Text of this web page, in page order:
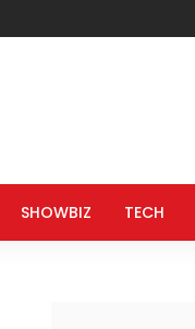
SHOWBIZ TECH